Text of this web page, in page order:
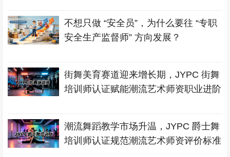
不想只做 “安全员”，为什么要往 “专职
安全生产监督师” 方向发展？
街舞美育赛道迎来增长期，JYPC 街舞
培训师认证赋能潮流艺术师资职业进阶
潮流舞蹈教学市场升温，JYPC 爵士舞
培训师认证规范潮流艺术师资评价标准